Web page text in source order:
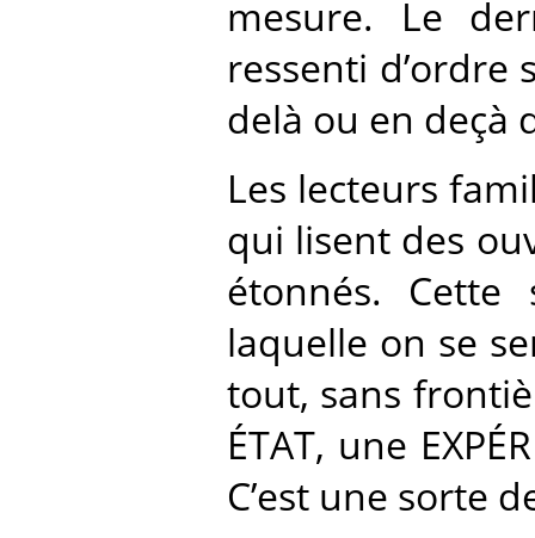
mesure. Le
ressenti d’ordre
delà ou en deçà
Les lecteurs
qui lisent des
étonnés.
laquelle on se
tout, sans
ÉTAT, une
C’est une sorte